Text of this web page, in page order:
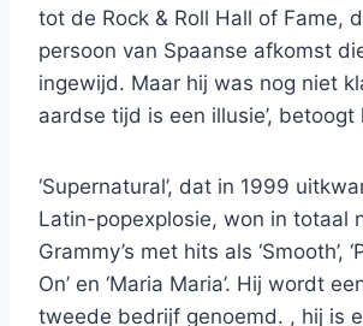
tot de Rock & Roll Hall of Fame,
persoon van Spaanse afkomst
ingewijd. Maar hij was nog niet
aardse tijd is een illusie’,
‘Supernatural’, dat in 1999
Latin-popexplosie, won in totaal
Grammy’s met hits als ‘Smooth’,
On’ en ‘Maria Maria’. Hij wordt
tweede bedrijf genoemd. , hij is